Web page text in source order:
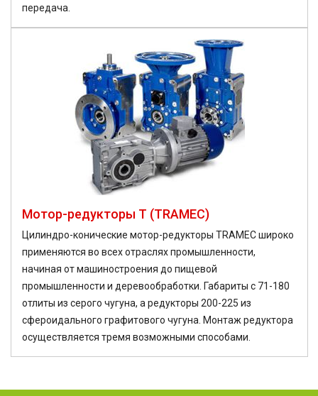
передача.
Мотор-редукторы T (TRAMEC)
Цилиндро-конические мотор-редукторы TRAMEC широко
применяются во всех отраслях промышленности,
начиная от машиностроения до пищевой
промышленности и деревообработки. Габариты с 71-180
отлиты из серого чугуна, а редукторы 200-225 из
сфероидального графитового чугуна. Монтаж редуктора
осуществляется тремя возможными способами.